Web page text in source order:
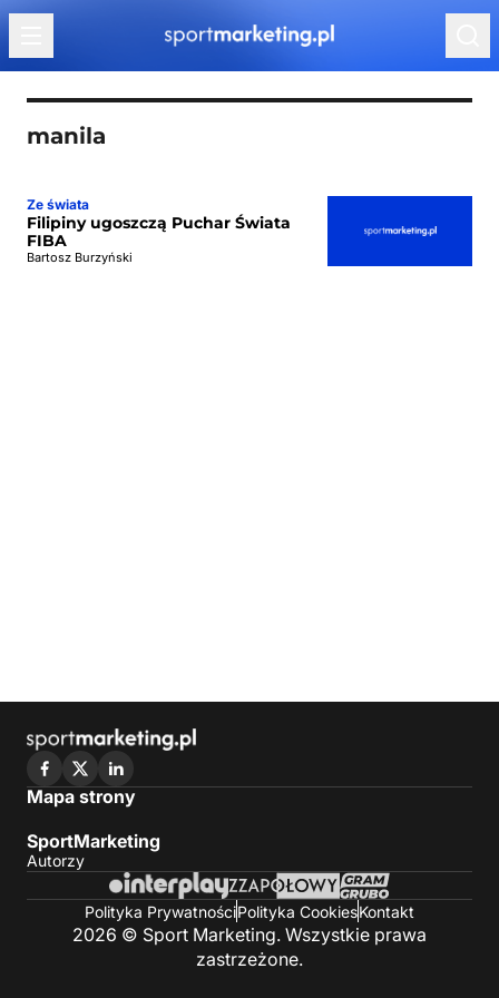
Przejdź do treści
manila
Ze świata
Filipiny ugoszczą Puchar Świata
FIBA
Bartosz Burzyński
Mapa strony
SportMarketing
Autorzy
Polityka PrywatnościPolityka CookiesKontakt
2026 © Sport Marketing. Wszystkie prawa
zastrzeżone.